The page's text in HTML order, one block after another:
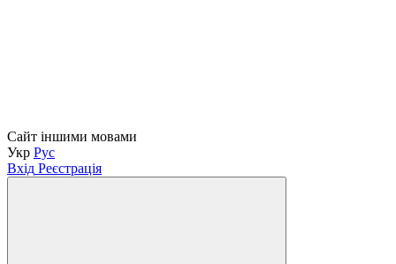
Сайт іншими мовами
Укр Рус
Вхід Реєстрація